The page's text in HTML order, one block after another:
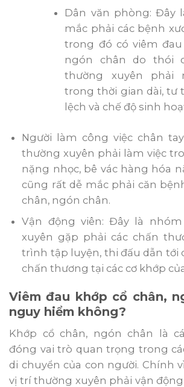
Dân văn phòng: Đây
mắc phải các bệnh
trong đó có viêm
ngón chân do thói
thường xuyên phải
trong thời gian dài, tư
lệch và chế độ sinh
Người làm công việc chân
thường xuyên phải làm việc
nặng nhọc, bê vác hàng hóa
cũng rất dễ mắc phải căn
chân, ngón chân.
Vận động viên: Đây là
xuyên gặp phải các chấn
trình tập luyện, thi đấu dẫn tới
chấn thương tại các cơ khớp
Viêm đau khớp cổ chân,
nguy hiểm không?
Khớp cổ chân, ngón chân là
đóng vai trò quan trọng trong
di chuyển của con người. Chính
vị trí thường xuyên phải vận